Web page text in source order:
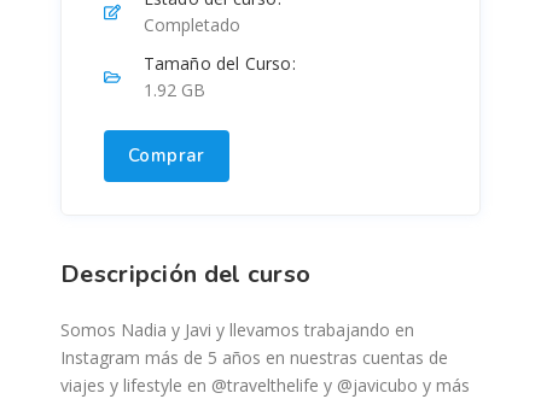
Descripción del curso
Somos Nadia y Javi y llevamos trabajando en
Instagram más de 5 años en nuestras cuentas de
viajes y lifestyle en @travelthelife y @javicubo y más
Completado
Tamaño del Curso:
1.92 GB
Comprar